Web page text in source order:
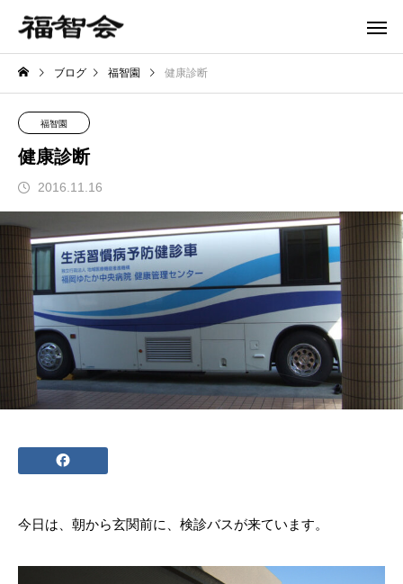
ブログ 福智園 健康診断
福智園
健康診断
2016.11.16
今日は、朝から玄関前に、検診バスが来ています。